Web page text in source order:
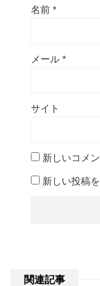
名前 *
メール *
サイト
新しいコメ
新しい投稿
関連記事